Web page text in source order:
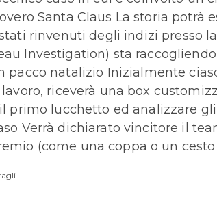
Santa Claus La storia
rinvenuti degli indizi presso
Investigation) sta
pacco natalizio Inizialmente
riceverà una box
primo lucchetto ed analizzare
Verrà dichiarato vincitore il
(come una coppa o un